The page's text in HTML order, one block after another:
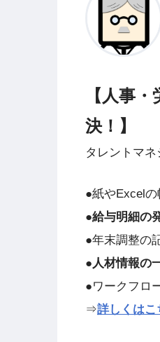
【人事
決！】
タレントマ
●紙やExcel
●給与明細の
●年末調整の
● 人材情報の
●ワークフロ
⇒詳しくはこ